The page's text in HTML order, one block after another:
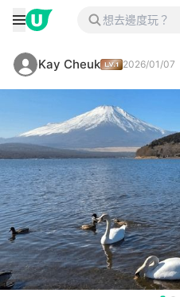
Kay Cheuk 2026/01/07